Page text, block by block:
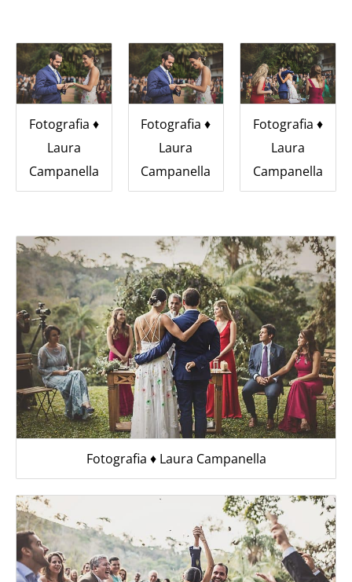
Fotografia ♦︎
Laura
Campanella
Fotografia ♦︎
Laura
Campanella
Fotografia ♦︎
Laura
Campanella
Fotografia ♦︎ Laura Campanella